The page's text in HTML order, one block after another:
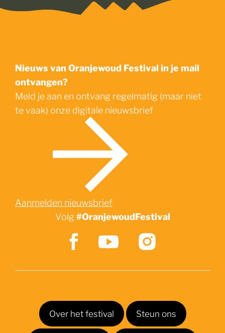
Nieuws van Oranjewoud Festival in je mail
ontvangen?
Meld je aan en ontvang regelmatig (maar niet
te vaak) onze digitale nieuwsbrief
Aanmelden nieuwsbrief
Volg #OranjewoudFestival
Over het festival Steun ons